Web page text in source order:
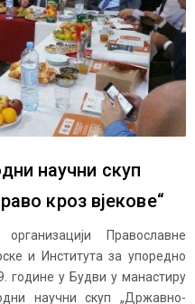
научни скуп
кроз вјекове“
Православне
и Института за упоредно
године у Будви у манастиру
научни скуп „Државно-